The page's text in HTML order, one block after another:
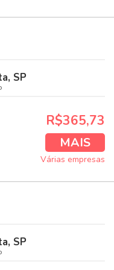
SP
R$365,73
MAIS
Várias empresas
SP